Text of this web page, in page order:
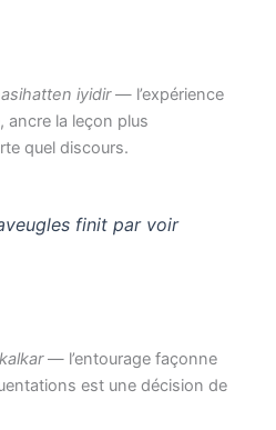
iyidir— l’expérience
ancre la leçon plus
quel discours.
finit par voir
— l’entourage façonne
est une décision de